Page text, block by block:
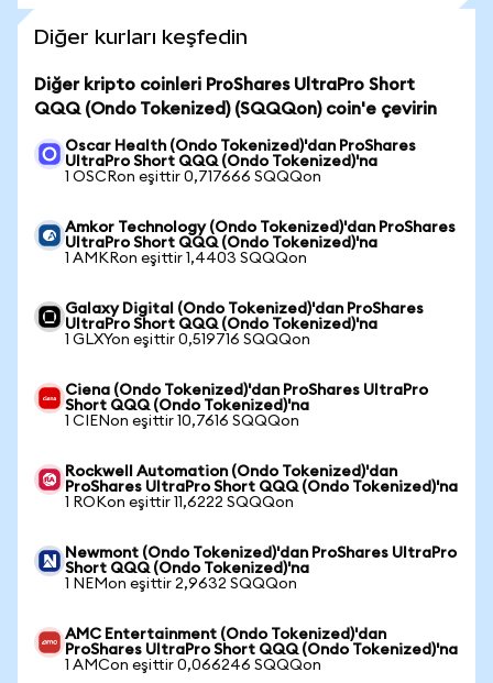
Diğer kurları keşfedin
Diğer kripto coinleri ProShares UltraPro Short
QQQ (Ondo Tokenized) (SQQQon) coin'e çevirin
Oscar Health (Ondo Tokenized)'dan ProShares
UltraPro Short QQQ (Ondo Tokenized)'na
1 OSCRon eşittir 0,717666 SQQQon
Amkor Technology (Ondo Tokenized)'dan ProShares
UltraPro Short QQQ (Ondo Tokenized)'na
1 AMKRon eşittir 1,4403 SQQQon
Galaxy Digital (Ondo Tokenized)'dan ProShares
UltraPro Short QQQ (Ondo Tokenized)'na
1 GLXYon eşittir 0,519716 SQQQon
Ciena (Ondo Tokenized)'dan ProShares UltraPro
Short QQQ (Ondo Tokenized)'na
1 CIENon eşittir 10,7616 SQQQon
Rockwell Automation (Ondo Tokenized)'dan
ProShares UltraPro Short QQQ (Ondo Tokenized)'na
1 ROKon eşittir 11,6222 SQQQon
Newmont (Ondo Tokenized)'dan ProShares UltraPro
Short QQQ (Ondo Tokenized)'na
1 NEMon eşittir 2,9632 SQQQon
AMC Entertainment (Ondo Tokenized)'dan
ProShares UltraPro Short QQQ (Ondo Tokenized)'na
1 AMCon eşittir 0,066246 SQQQon